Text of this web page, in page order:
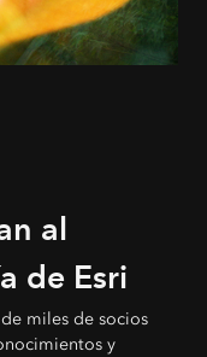
al
de Esri
miles de socios
y